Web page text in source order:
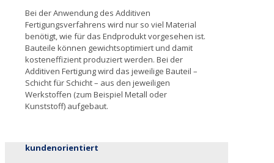
Bei der Anwendung des Additiven
Fertigungsverfahrens wird nur so viel Material
benötigt, wie für das Endprodukt vorgesehen ist.
Bauteile können gewichtsoptimiert und damit
kosteneffizient produziert werden. Bei der
Additiven Fertigung wird das jeweilige Bauteil –
Schicht für Schicht – aus den jeweiligen
Werkstoffen (zum Beispiel Metall oder
Kunststoff) aufgebaut.
kundenorientiert